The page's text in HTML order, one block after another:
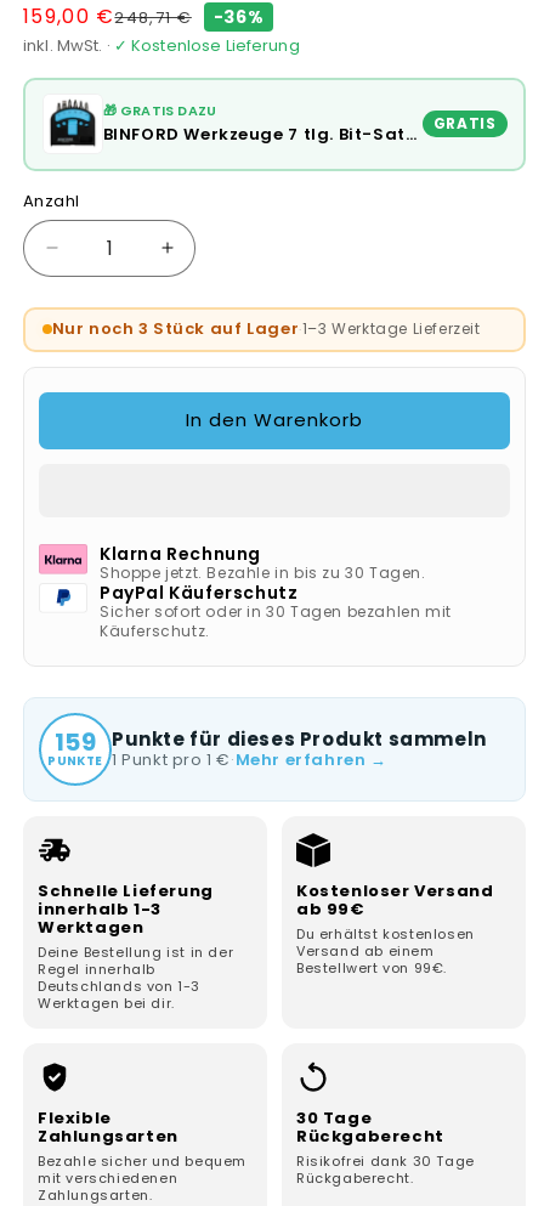
Normaler
Preis
248,71 €
Verkaufspreis
159,00 € -36%
inkl. MwSt. · ✓ Kostenlose Lieferung
🎁 GRATIS DAZU
BINFORD Werkzeuge 7 tlg. Bit-Satz - 6100010 GRATIS
Anzahl
Verringere
die
Menge
für
Metabo
Kombihammer
(601712840)
Erhöhe
die
Menge
für
Metabo
Kombihammer
Nur noch 3 Stück auf Lager·1–3 Werktage Lieferzeit
In den Warenkorb
Klarna Rechnung
Shoppe jetzt. Bezahle in bis zu 30 Tagen.
PayPal Käuferschutz
Sicher sofort oder in 30 Tagen bezahlen mit
Käuferschutz.
159
PUNKTE
Punkte für dieses Produkt sammeln
1 Punkt pro 1 €·Mehr erfahren →
Schnelle Lieferung
innerhalb 1-3
Werktagen
Deine Bestellung ist in der
Regel innerhalb
Deutschlands von 1-3
Werktagen bei dir.
Kostenloser Versand
ab 99€
Du erhältst kostenlosen
Versand ab einem
Bestellwert von 99€.
Flexible
Zahlungsarten
Bezahle sicher und bequem
mit verschiedenen
Zahlungsarten.
30 Tage
Rückgaberecht
Risikofrei dank 30 Tage
Rückgaberecht.